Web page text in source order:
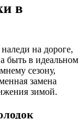
в
на дороге,
быть в идеальном
сезону,
замена
зимой.